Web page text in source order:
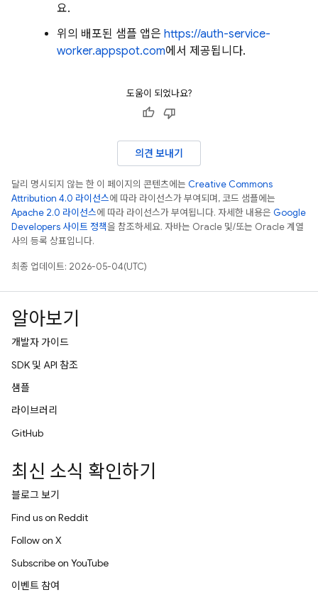
요.
위의 배포된 샘플 앱은 https://auth-service-
worker.appspot.com에서 제공됩니다.
도움이 되었나요?
의견 보내기
달리 명시되지 않는 한 이 페이지의 콘텐츠에는 Creative Commons
Attribution 4.0 라이선스에 따라 라이선스가 부여되며, 코드 샘플에는
Apache 2.0 라이선스에 따라 라이선스가 부여됩니다. 자세한 내용은 Google
Developers 사이트 정책을 참조하세요. 자바는 Oracle 및/또는 Oracle 계열
사의 등록 상표입니다.
최종 업데이트: 2026-05-04(UTC)
알아보기
개발자 가이드
SDK 및 API 참조
샘플
라이브러리
GitHub
최신 소식 확인하기
블로그 보기
Find us on Reddit
Follow on X
Subscribe on YouTube
이벤트 참여